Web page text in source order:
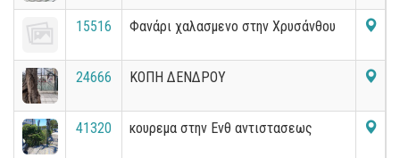
15516 Φανάρι χαλασμενο στην Χρυσάνθου
24666 ΚΟΠΗ ΔΕΝΔΡΟΥ
41320 κουρεμα στην Ενθ αντιστασεως